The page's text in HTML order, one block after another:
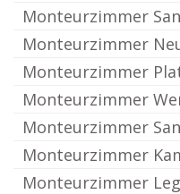
Monteurzimmer
Monteurzimmer
Monteurzimmer
Monteurzimmer
Monteurzimmer
Monteurzimmer
Monteurzimmer